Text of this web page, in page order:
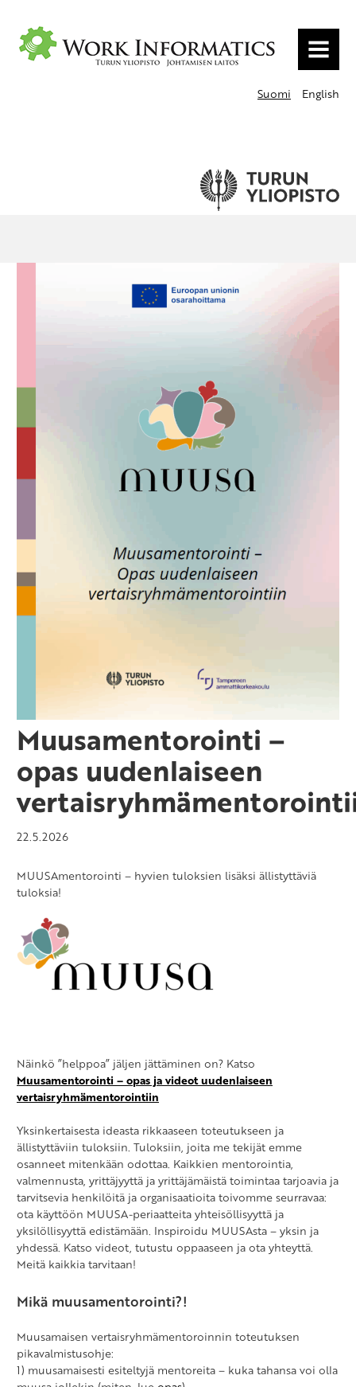
VALIKKO
Suomi English
Muusamentorointi –
opas uudenlaiseen
22.5.2026
MUUSAmentorointi – hyvien tuloksien lisäksi ällistyttäviä
tuloksia!
Näinkö ”helppoa” jäljen jättäminen on? Katso
Muusamentorointi – opas ja videot uudenlaiseen
vertaisryhmämentorointiin
Yksinkertaisesta ideasta rikkaaseen toteutukseen ja
ällistyttäviin tuloksiin. Tuloksiin, joita me tekijät emme
osanneet mitenkään odottaa. Kaikkien mentorointia,
valmennusta, yrittäjyyttä ja yrittäjämäistä toimintaa tarjoavia ja
tarvitsevia henkilöitä ja organisaatioita toivomme seurravaa:
ota käyttöön MUUSA-periaatteita yhteisöllisyyttä ja
yksilöllisyyttä edistämään. Inspiroidu MUUSAsta – yksin ja
yhdessä. Katso videot, tutustu oppaaseen ja ota yhteyttä.
Meitä kaikkia tarvitaan!
Mikä muusamentorointi?!
Muusamaisen vertaisryhmämentoroinnin toteutuksen
pikavalmistusohje:
1) muusamaisesti esiteltyjä mentoreita – kuka tahansa voi olla